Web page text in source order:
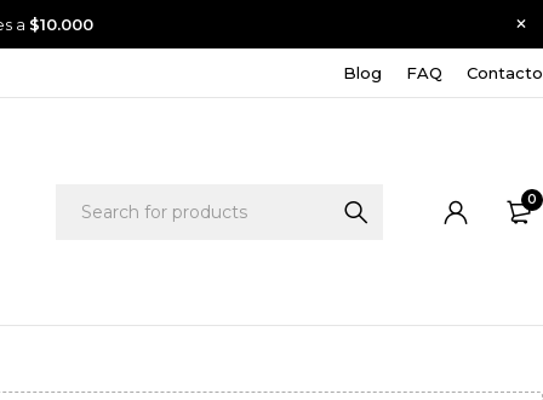
a $10.000
Blog FAQ Contacto
0